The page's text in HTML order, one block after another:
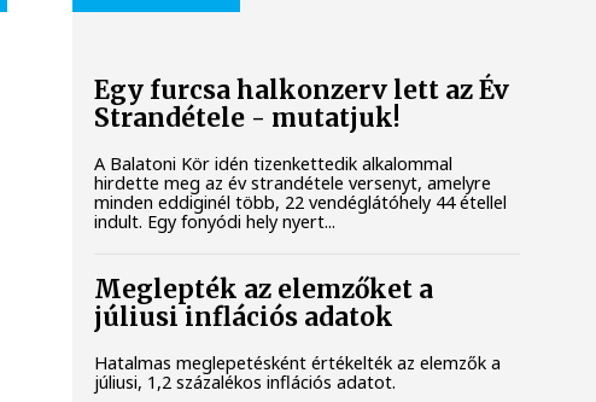
Egy furcsa halkonzerv lett az Év
Strandétele - mutatjuk!
A Balatoni Kör idén tizenkettedik alkalommal
hirdette meg az év strandétele versenyt, amelyre
minden eddiginél több, 22 vendéglátóhely 44 étellel
indult. Egy fonyódi hely nyert...
Meglepték az elemzőket a
júliusi inflációs adatok
Hatalmas meglepetésként értékelték az elemzők a
júliusi, 1,2 százalékos inflációs adatot.